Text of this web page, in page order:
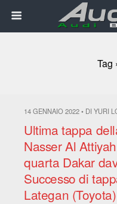
Tag
14 GENNAIO 2022 • DI YURI
Ultima tappa
Nasser Al
quarta Dakar
Successo di
Lategan (Toyota)